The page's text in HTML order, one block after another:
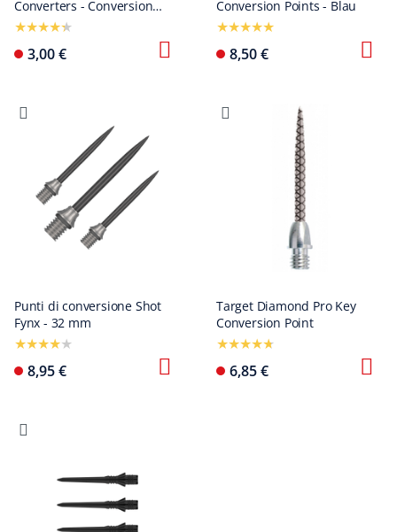
Converters - Conversion
Points
3,00 €
Conversion Points - Blau
8,50 €
Punti di conversione Shot
Fynx - 32 mm
8,95 €
Target Diamond Pro Key
Conversion Point
6,85 €